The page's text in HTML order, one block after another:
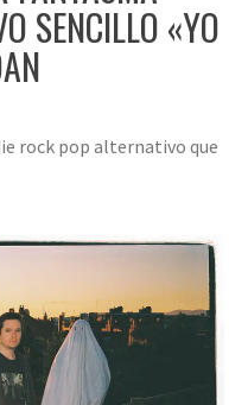
SENCILLO «YO
rock pop alternativo que